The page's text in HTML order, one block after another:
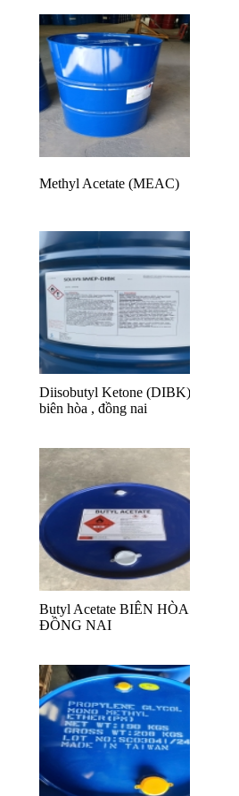
Methyl Acetate (MEAC)
Diisobutyl Ketone (DIBK)
biên hòa , đồng nai
Butyl Acetate BIÊN HÒA
ĐỒNG NAI